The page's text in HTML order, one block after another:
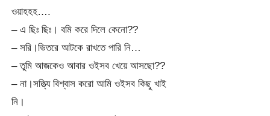
ওয়াহহহ….
– এ ছিঃ ছিঃ। বমি করে দিলে কেনো??
– সরি।ভিতরে আটকে রাখতে পারি নি…
– তুমি আজকেও আবার ওইসব খেয়ে আসছো??
– না।সত্ত্যি বিশ্বাস করো আমি ওইসব কিছু খাই
নি।